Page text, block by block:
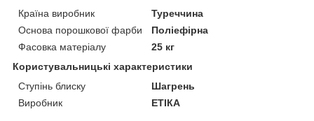
Країна виробник
Туреччина
Основа порошкової фарби
Поліефірна
Фасовка матеріалу
25 кг
Користувальницькі характеристики
Ступінь блиску
Шагрень
Виробник
ЕТІКА